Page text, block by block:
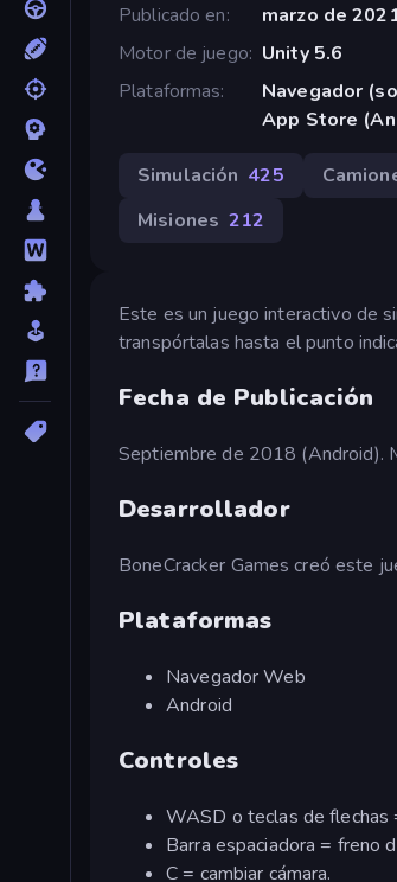
Publicado en
marzo de
Motor de juego Unity 5.6
Plataformas
Navegador
App Store
Simulación 425
Misiones 212
Este es un juego interactivo de
transpórtalas hasta el punto
Fecha de Publicación
Septiembre de 2018 (Android).
Desarrollador
BoneCracker Games creó este
Plataformas
Navegador Web
Android
Controles
WASD o teclas de flechas
Barra espaciadora = freno
C = cambiar cámara.